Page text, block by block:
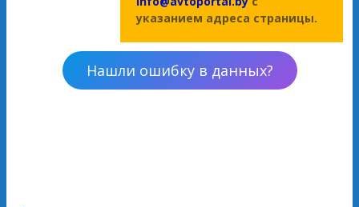
указанием адреса страницы.
Нашли ошибку в данных?